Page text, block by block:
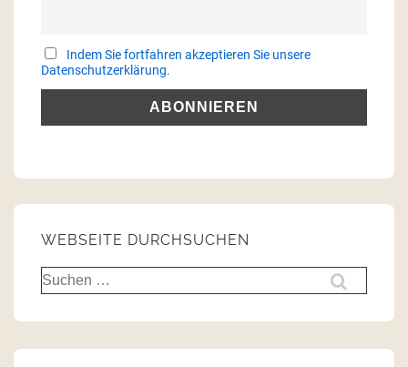
Indem Sie fortfahren akzeptieren Sie unsere
Datenschutzerklärung.
WEBSEITE DURCHSUCHEN